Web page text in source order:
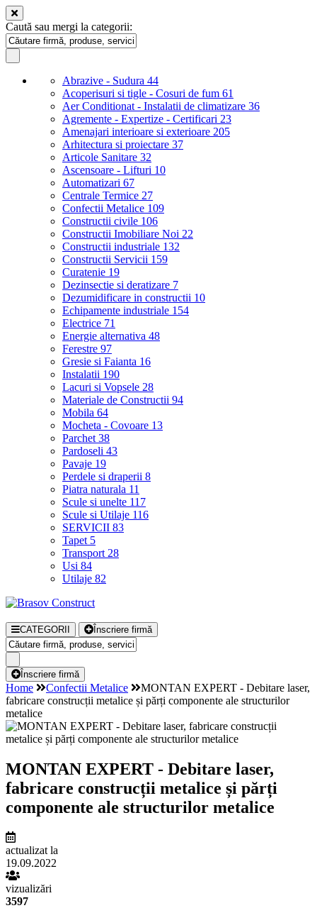
Caută sau mergi la categorii:
Abrazive - Sudura 44
Acoperisuri si tigle - Cosuri de fum 61
Aer Conditionat - Instalatii de climatizare 36
Agremente - Expertize - Certificari 23
Amenajari interioare si exterioare 205
Arhitectura si proiectare 37
Articole Sanitare 32
Ascensoare - Lifturi 10
Automatizari 67
Centrale Termice 27
Confectii Metalice 109
Constructii civile 106
Constructii Imobiliare Noi 22
Constructii industriale 132
Constructii Servicii 159
Curatenie 19
Dezinsectie si deratizare 7
Dezumidificare in constructii 10
Echipamente industriale 154
Electrice 71
Energie alternativa 48
Ferestre 97
Gresie si Faianta 16
Instalatii 190
Lacuri si Vopsele 28
Materiale de Constructii 94
Mobila 64
Mocheta - Covoare 13
Parchet 38
Pardoseli 43
Pavaje 19
Perdele si draperii 8
Piatra naturala 11
Scule si unelte 117
Scule si Utilaje 116
SERVICII 83
Tapet 5
Transport 28
Usi 84
Utilaje 82
CATEGORII Înscriere firmă
Înscriere firmă
Home Confectii Metalice
MONTAN EXPERT - Debitare laser,
fabricare construcții metalice și părți componente ale structurilor
metalice
MONTAN EXPERT - Debitare laser,
fabricare construcții metalice și părți
componente ale structurilor metalice
actualizat la
19.09.2022
vizualizări
3597